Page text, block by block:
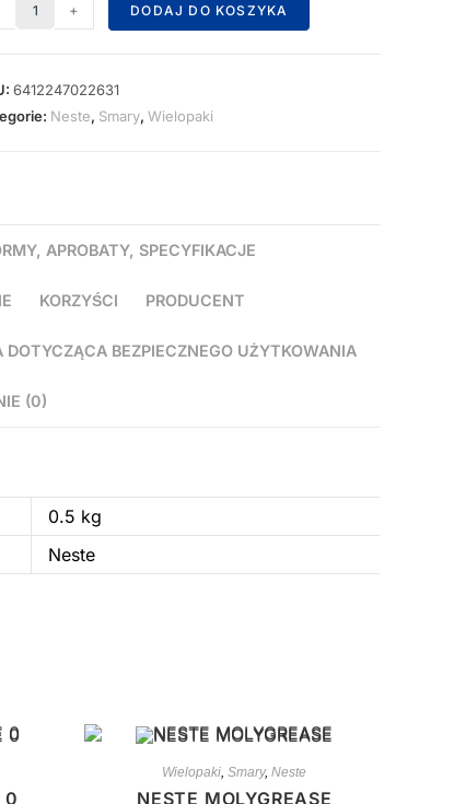
+ DODAJ DO KOSZYKA
6412247022631
Neste, Smary,Wielopaki
APROBATY, SPECYFIKACJE
KORZYŚCI PRODUCENT
DOTYCZĄCA BEZPIECZNEGO UŻYTKOWANIA
(0)
0.5 kg
Neste
0
Wielopaki ,Smary,Neste
NESTE MOLYGREASE